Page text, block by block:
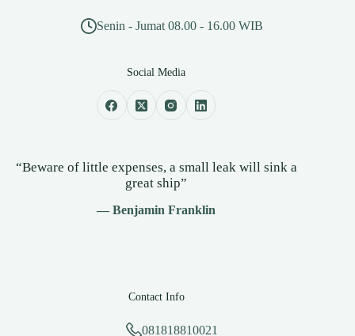
Senin - Jumat 08.00 - 16.00 WIB
Social Media
“Beware of little expenses, a small leak will sink a
great ship”
— Benjamin Franklin
Contact Info
081818810021